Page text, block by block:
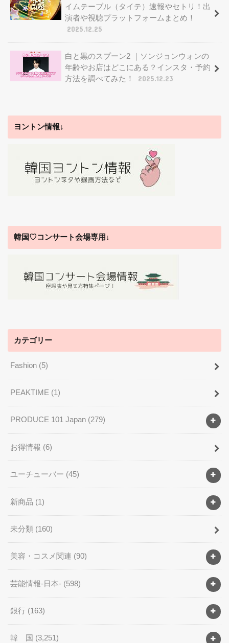
イムテーブル（タイテ）速報やセトリ！出
演者や視聴プラットフォームまとめ！
2025.12.25
白と黒のスプーン2 ｜ソンジョンウォンの
年齢やお店はどこにある？インスタ・予約
方法を調べてみた！
2025.12.23
ヨントン情報↓
韓国♡コンサート会場専用↓
カテゴリー
Fashion (5)
PEAKTIME (1)
PRODUCE 101 Japan (279)
お得情報 (6)
ユーチューバー (45)
新商品 (1)
未分類 (160)
美容・コスメ関連 (90)
芸能情報-日本- (598)
銀行 (163)
韓 国 (3,251)